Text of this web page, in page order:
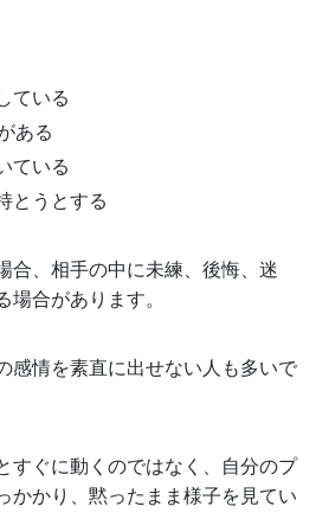
ている
ある
ている
とうとする
合、相手の中に未練、後悔、迷
合があります。
感情を素直に出せない人も多いで
すぐに動くのではなく、自分のプ
かかり、黙ったまま様子を見てい